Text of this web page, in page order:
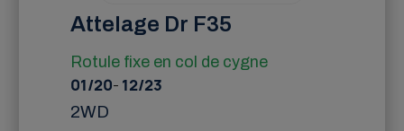
Attelage Dr F35
Rotule fixe en col de cygne
01/20- 12/23
2WD